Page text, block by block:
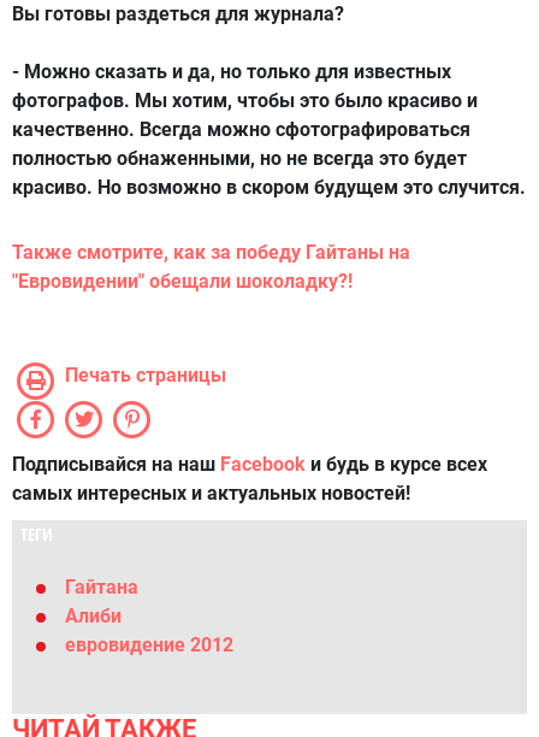
Вы готовы раздеться для журнала?
- Можно сказать и да, но только для известных
фотографов. Мы хотим, чтобы это было красиво и
качественно. Всегда можно сфотографироваться
полностью обнаженными, но не всегда это будет
красиво. Но возможно в скором будущем это случится.
Также смотрите, как за победу Гайтаны на
"Евровидении" обещали шоколадку?!
Печать страницы
Подписывайся на наш Facebook и будь в курсе всех
самых интересных и актуальных новостей!
ТЕГИ
Гайтана
Алиби
евровидение 2012
ЧИТАЙ ТАКЖЕ